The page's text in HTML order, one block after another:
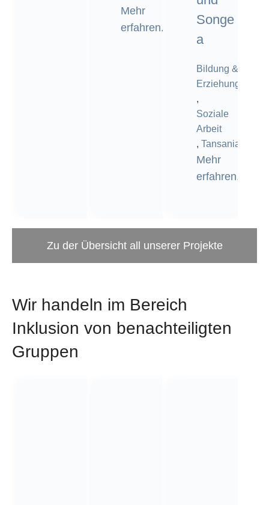
Mehr
erfahren.
Songe
a
Bildung &
Erziehung
,
Soziale
Arbeit
, Tansania
Mehr
erfahren.
Zu der Übersicht all unserer Projekte
Wir handeln im Bereich
Inklusion von benachteiligten
Gruppen